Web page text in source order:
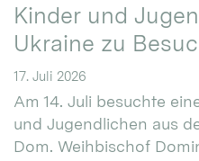
Kinder und
Ukraine zu
17. Juli 2026
Am 14. Juli besuchte
und Jugendlichen aus
Dom. Weihbischof